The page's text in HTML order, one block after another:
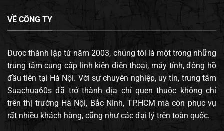
VỀ CÔNG TY
Được thành lập từ năm 2003, chúng tôi là một trong những
trung tâm cung cấp linh kiện điện thoại, máy tính, đông hồ
đầu tiên tại Hà Nội. Với sự chuyên nghiệp, uy tín, trung tâm
Suachua60s đã trở thành địa chỉ quen thuộc không chỉ
trên thị trường Hà Nội, Bắc Ninh, TP.HCM mà còn phục vụ
rất nhiều khách hàng, cũng như các đại lý trên toàn quốc.